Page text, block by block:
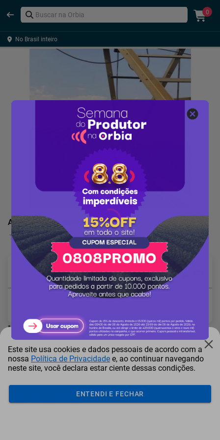
0
No Brasil inteiro
Assessoria agrícola - Pro crop
0 Avaliação
Data desejada: *
A partir de 14/08/2026
* Campo obrigatório
Adicionar ao carrinho
Mais Resgatados
Este site usa cookies e dados pessoais de acordo com a
nossa Política de Privacidade e, ao continuar navegando
neste site, você declara estar ciente dessas condições.
ENTENDI E FECHAR